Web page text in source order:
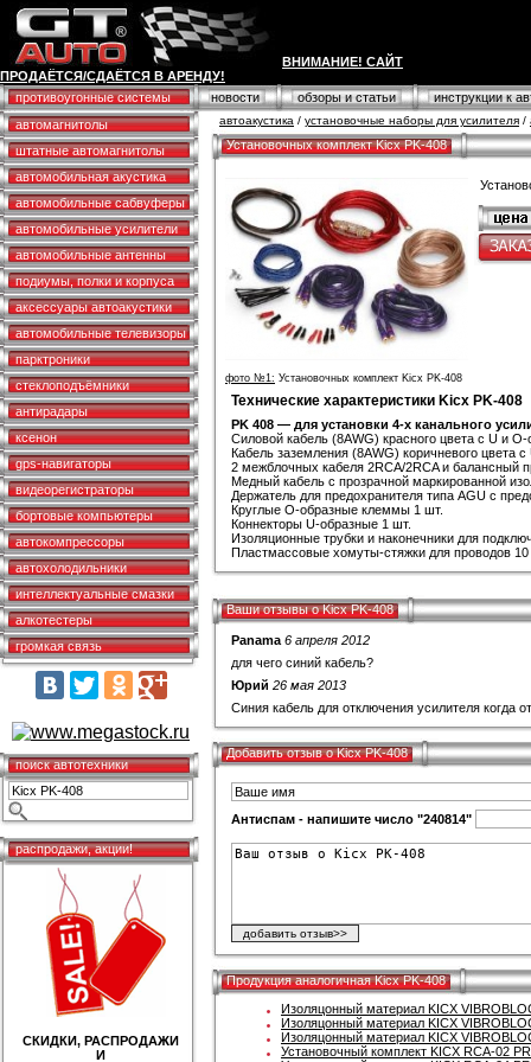
ВНИМАНИЕ! САЙТ
ПРОДАЁТСЯ/СДАЁТСЯ В АРЕНДУ!
противоугонные системы
новости обзоры и статьи
инструкции к
автомагнитолы
штатные автомагнитолы
автомобильная акустика
автомобильные сабвуферы
автомобильные усилители
автомобильные антенны
подиумы, полки и корпуса
аксессуары автоакустики
автомобильные телевизоры
парктроники
стеклоподъёмники
антирадары
ксенон
gps-навигаторы
видеорегистраторы
бортовые компьютеры
автокомпрессоры
автохолодильники
интеллектуальные смазки
алкотестеры
громкая связь
поиск автотехники
распродажи, акции!
СКИДКИ, РАСПРОДАЖИ
И
автоакустика / установочные наборы для усилителя /
Установочных комплект Kicx PK-408
фото №1: Установочных комплект Kicx PK-408
Технические характеристики Kicx PK-408
PK 408 — для установки 4-х канального
Силовой кабель (8AWG) красного цвета с U и
Кабель заземления (8AWG) коричневого цвета
2 межблочных кабеля 2RCA/2RCA и балансный
Медный кабель с прозрачной маркированной
Держатель для предохранителя типа AGU с
Круглые O-образные клеммы 1 шт.
Коннекторы U-образные 1 шт.
Изоляционные трубки и наконечники для
Пластмассовые хомуты-стяжки для проводов
Ваши отзывы о Kicx PK-408
Panama 6 апреля 2012
для чего синий кабель?
Юрий 26 мая 2013
Синия кабель для отключения усилителя когда
Добавить отзыв о Kicx PK-408
Антиспам - напишите число "240814"
Продукция аналогичная Kicx PK-408
Изоляцонный материал KICX
Изоляцонный материал KICX
Изоляцонный материал KICX
Установочный комплект KICX RCA-02